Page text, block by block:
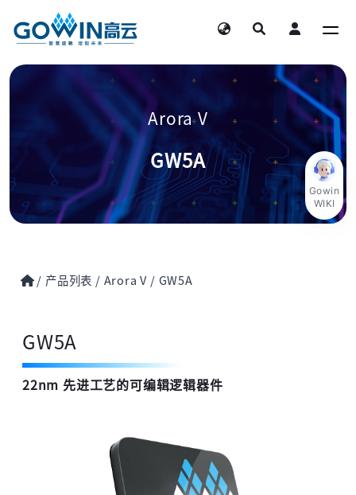
Arora V
GW5A
/ 产品列表 / Arora V / GW5A
GW5A
22nm 先进工艺的可编辑逻辑器件
Gowin
WIKI